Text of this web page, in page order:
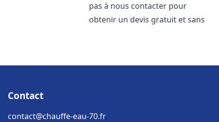
pas à nous contacter pour
obtenir un devis gratuit et sans
Contact
contact@chauffe-eau-70.fr